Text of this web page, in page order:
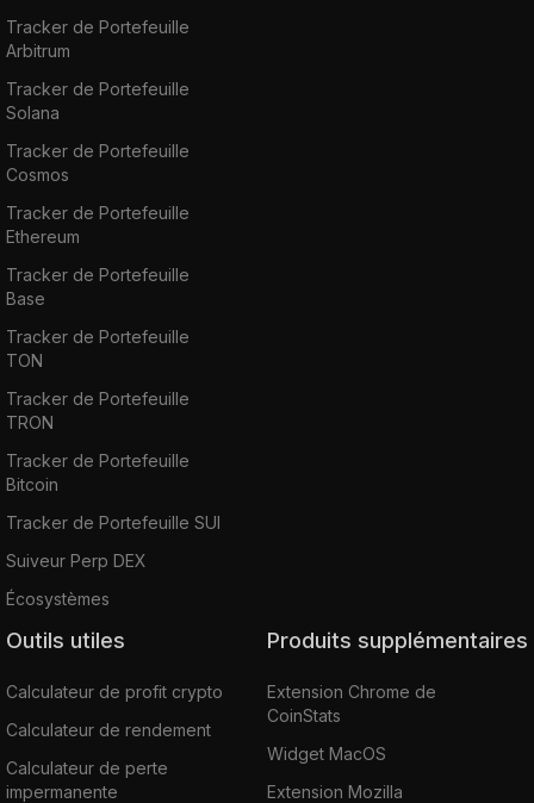
Tracker de Portefeuille
Arbitrum
Tracker de Portefeuille
Solana
Tracker de Portefeuille
Cosmos
Tracker de Portefeuille
Ethereum
Tracker de Portefeuille
Base
Tracker de Portefeuille
TON
Tracker de Portefeuille
TRON
Tracker de Portefeuille
Bitcoin
Tracker de Portefeuille SUI
Suiveur Perp DEX
Écosystèmes
Outils utiles
Calculateur de profit crypto
Calculateur de rendement
Calculateur de perte
impermanente
Produits supplémentaires
Extension Chrome de
CoinStats
Widget MacOS
Extension Mozilla